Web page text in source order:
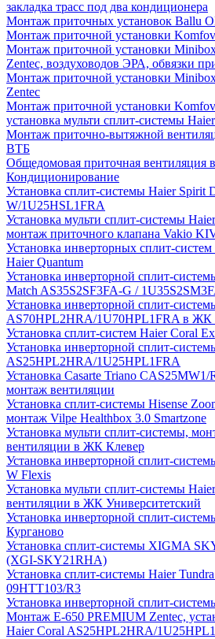
закладка трасс под два кондиционера
Монтаж приточных установок Ballu
Монтаж приточной установки
Монтаж приточной установки
Zentec, воздуховодов ЭРА, обвязки
Монтаж приточной установки
Zentec
Монтаж приточной установки
установка мульти сплит-системы
Монтаж приточно-вытяжной
ВТБ
Общедомовая приточная вентиляция
Кондиционирование
Установка сплит-системы Haier
W/1U25HSL1FRA
Установка мульти сплит-системы
монтаж приточного клапана Vakio
Установка инверторных сплит-
Haier Quantum
Установка инверторной сплит-
Match AS35S2SF3FA-G /
Установка инверторной сплит-
AS70HPL2HRA/1U70HPL1FRA в ЖК
Установка сплит-систем Haier Coral
Установка инверторной сплит-
AS25HPL2HRA/1U25HPL1FRA
Установка Casarte Triano
монтаж вентиляции
Установка сплит-системы Hisense
монтаж Vilpe Healthbox 3.0 Smartzone
Установка мульти сплит-системы,
вентиляции в ЖК Клевер
Установка инверторной сплит-
W Flexis
Установка мульти сплит-системы
вентиляции в ЖК Университетский
Установка инверторной сплит-
Курганово
Установка сплит-системы XIGMA
(XGI-SKY21RHA)
Установка сплит-системы Haier
09HTT103/R3
Установка инверторной сплит-
Монтаж E-650 PREMIUM Zentec,
Haier Coral AS25HPL2HRA/